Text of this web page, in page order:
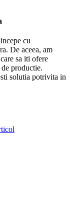
cu
De aceea, am
sa iti ofere
productie.
solutia potrivita in